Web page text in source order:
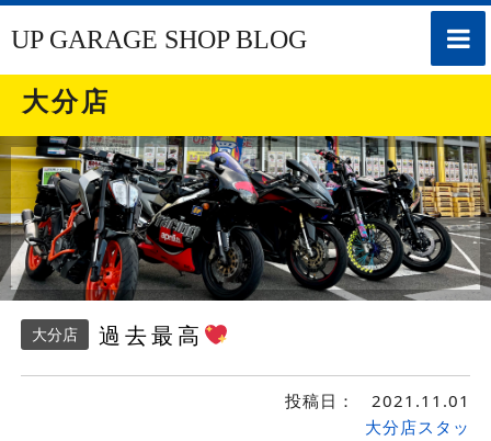
toggle
UP GARAGE SHOP BLOG
大分店
大分店 過去最高
投稿日： 2021.11.01
大分店スタッ